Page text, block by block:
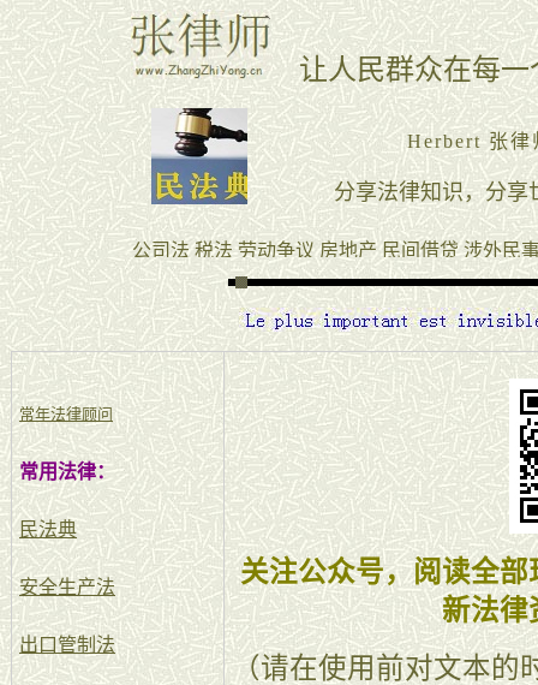
常年法律顾问
常用法律：
民法典
安全生产法
出口管制法
关注公众号，阅读全
新法律
（请在使用前对文本的